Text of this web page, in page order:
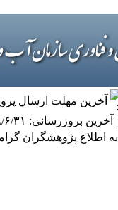
آخرین مهلت ارسال
| آخرین بروزرسانی: ۱۳۹۹/۶/۳۱ |
به اطلاع پژوهشگران